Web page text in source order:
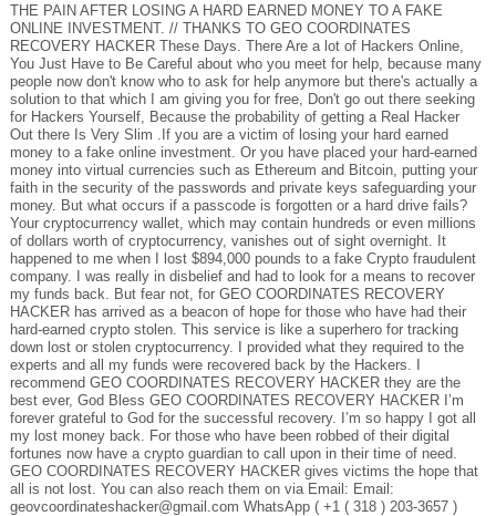
THE PAIN AFTER LOSING A HARD EARNED MONEY TO A FAKE
ONLINE INVESTMENT. // THANKS TO GEO COORDINATES
RECOVERY HACKER These Days. There Are a lot of Hackers Online,
You Just Have to Be Careful about who you meet for help, because many
people now don't know who to ask for help anymore but there's actually a
solution to that which I am giving you for free, Don't go out there seeking
for Hackers Yourself, Because the probability of getting a Real Hacker
Out there Is Very Slim .If you are a victim of losing your hard earned
money to a fake online investment. Or you have placed your hard-earned
money into virtual currencies such as Ethereum and Bitcoin, putting your
faith in the security of the passwords and private keys safeguarding your
money. But what occurs if a passcode is forgotten or a hard drive fails?
Your cryptocurrency wallet, which may contain hundreds or even millions
of dollars worth of cryptocurrency, vanishes out of sight overnight. It
happened to me when I lost $894,000 pounds to a fake Crypto fraudulent
company. I was really in disbelief and had to look for a means to recover
my funds back. But fear not, for GEO COORDINATES RECOVERY
HACKER has arrived as a beacon of hope for those who have had their
hard-earned crypto stolen. This service is like a superhero for tracking
down lost or stolen cryptocurrency. I provided what they required to the
experts and all my funds were recovered back by the Hackers. I
recommend GEO COORDINATES RECOVERY HACKER they are the
best ever, God Bless GEO COORDINATES RECOVERY HACKER I’m
forever grateful to God for the successful recovery. I’m so happy I got all
my lost money back. For those who have been robbed of their digital
fortunes now have a crypto guardian to call upon in their time of need.
GEO COORDINATES RECOVERY HACKER gives victims the hope that
all is not lost. You can also reach them on via Email: Email:
geovcoordinateshacker@gmail.com WhatsApp ( +1 ( 318 ) 203-3657 )